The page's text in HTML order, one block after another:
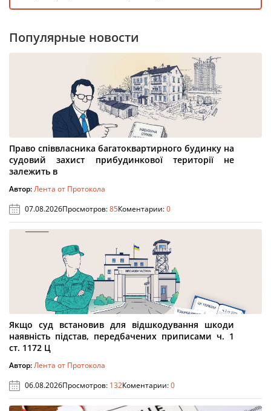
Популярные новости
Право співвласника багатоквартирного будинку на
судовий захист прибудинкової території не
залежить в
Автор:Лента от Протокола
07.08.2026Просмотров:85Коментарии:0
Якщо суд встановив для відшкодування шкоди
наявність підстав, передбачених приписами ч. 1
ст. 1172 Ц
Автор:Лента от Протокола
06.08.2026Просмотров: 132Коментарии:0